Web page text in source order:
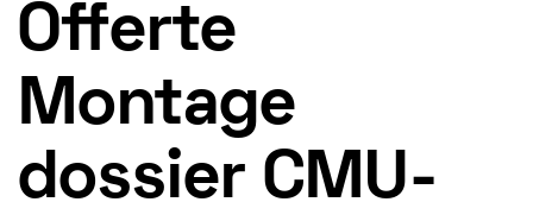
Offerte
Montage
dossier CMU-